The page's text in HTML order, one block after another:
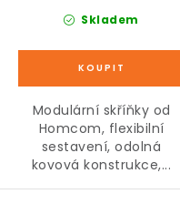
Skladem
Modulární skříňky od
Homcom, flexibilní
sestavení, odolná
kovová konstrukce,...